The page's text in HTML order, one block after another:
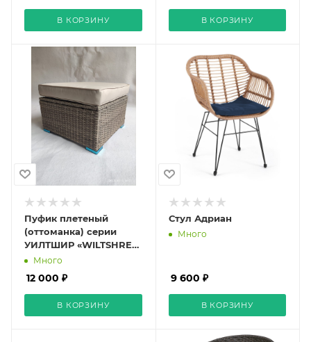
В КОРЗИНУ В КОРЗИНУ
Пуфик плетеный
(оттоманка) серии
УИЛТШИР «WILTSHRE»,
подушка 10 см greige
Много
12 000 ₽
В КОРЗИНУ
Стул Адриан
Много
9 600 ₽
В КОРЗИНУ